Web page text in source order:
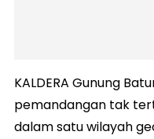
KALDERA Gunung
pemandangan tak
dalam satu wilayah